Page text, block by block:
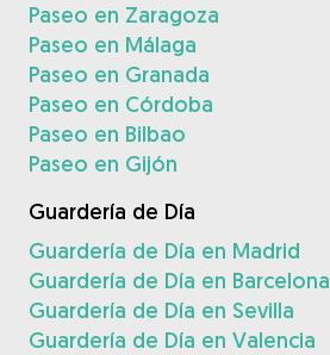
Paseo en Zaragoza
Paseo en Málaga
Paseo en Granada
Paseo en Córdoba
Paseo en Bilbao
Paseo en Gijón
Guardería de Día
Guardería de Día en Madrid
Guardería de Día en Barcelona
Guardería de Día en Sevilla
Guardería de Día en Valencia